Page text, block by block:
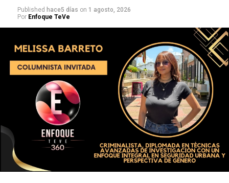
Published hace5 días on 1 agosto, 2026
Por Enfoque TeVe